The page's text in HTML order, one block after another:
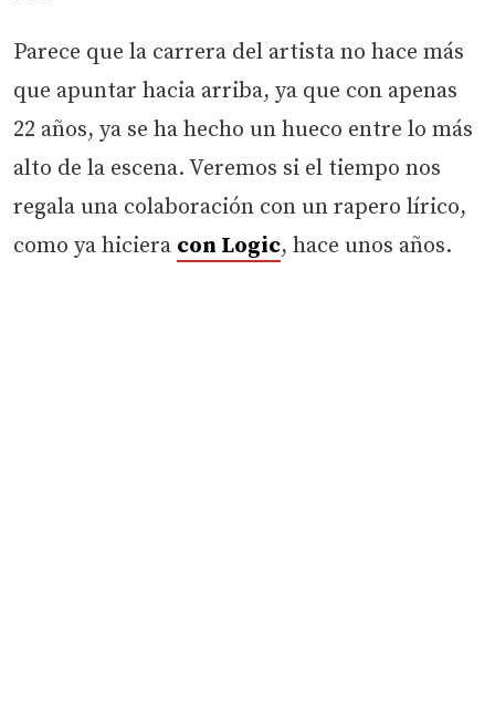
Parece que la carrera del artista no hace más
que apuntar hacia arriba, ya que con apenas
22 años, ya se ha hecho un hueco entre lo más
alto de la escena. Veremos si el tiempo nos
regala una colaboración con un rapero lírico,
como ya hiciera con Logic, hace unos años.